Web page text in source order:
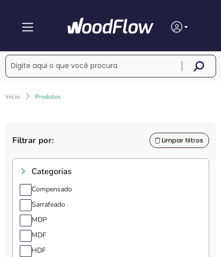
Início Produtos
Filtrar por: Limpar filtros
Categorias
Compensado
Sarrafeado
MDP
MDF
HDF